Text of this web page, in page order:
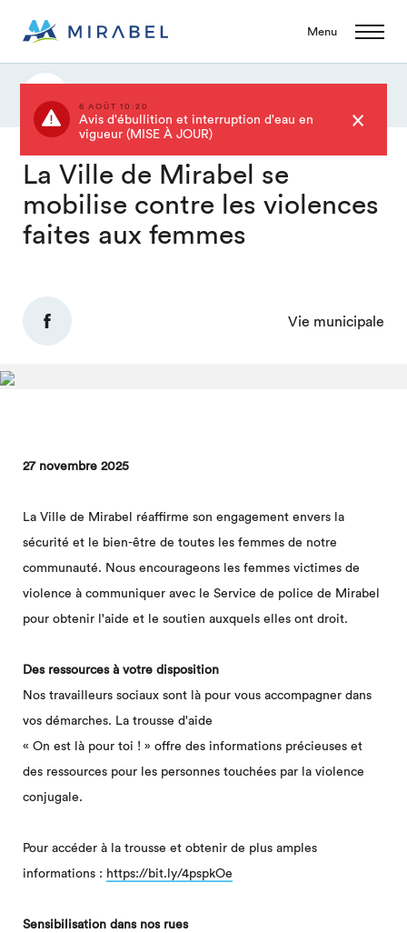
Menu
6 AOÛT 10:20
Avis d'ébullition et interruption d'eau en
vigueur (MISE À JOUR)
La Ville de Mirabel se
mobilise contre les violences
faites aux femmes
Vie municipale
27 novembre 2025
La Ville de Mirabel réaffirme son engagement envers la
sécurité et le bien-être de toutes les femmes de notre
communauté. Nous encourageons les femmes victimes de
violence à communiquer avec le Service de police de Mirabel
pour obtenir l'aide et le soutien auxquels elles ont droit.
Des ressources à votre disposition
Nos travailleurs sociaux sont là pour vous accompagner dans
vos démarches. La trousse d'aide
« On est là pour toi ! » offre des informations précieuses et
des ressources pour les personnes touchées par la violence
conjugale.
Pour accéder à la trousse et obtenir de plus amples
informations : https://bit.ly/4pspkOe
Sensibilisation dans nos rues